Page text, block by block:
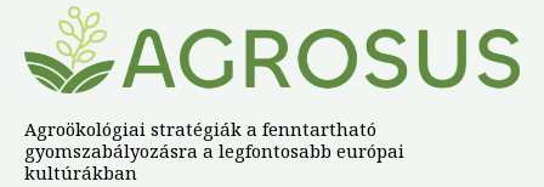
Agroökológiai stratégiák a fenntartható
gyomszabályozásra a legfontosabb európai
kultúrákban